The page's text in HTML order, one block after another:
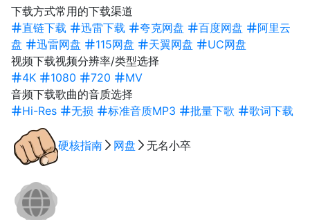
下载方式常用的下载渠道
直链下载
迅雷下载 夸克网盘 百度网盘
阿里云
盘
迅雷网盘 115网盘 天翼网盘
UC网盘
视频下载视频分辨率/类型选择
4K
1080 720
MV
音频下载歌曲的音质选择
Hi-Res
无损 标准音质MP3 批量下歌 歌词下载
硬核指南 网盘 无名小卒